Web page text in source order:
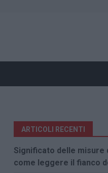
ARTICOLI RECENTI
Significato delle misure
come leggere il fianco